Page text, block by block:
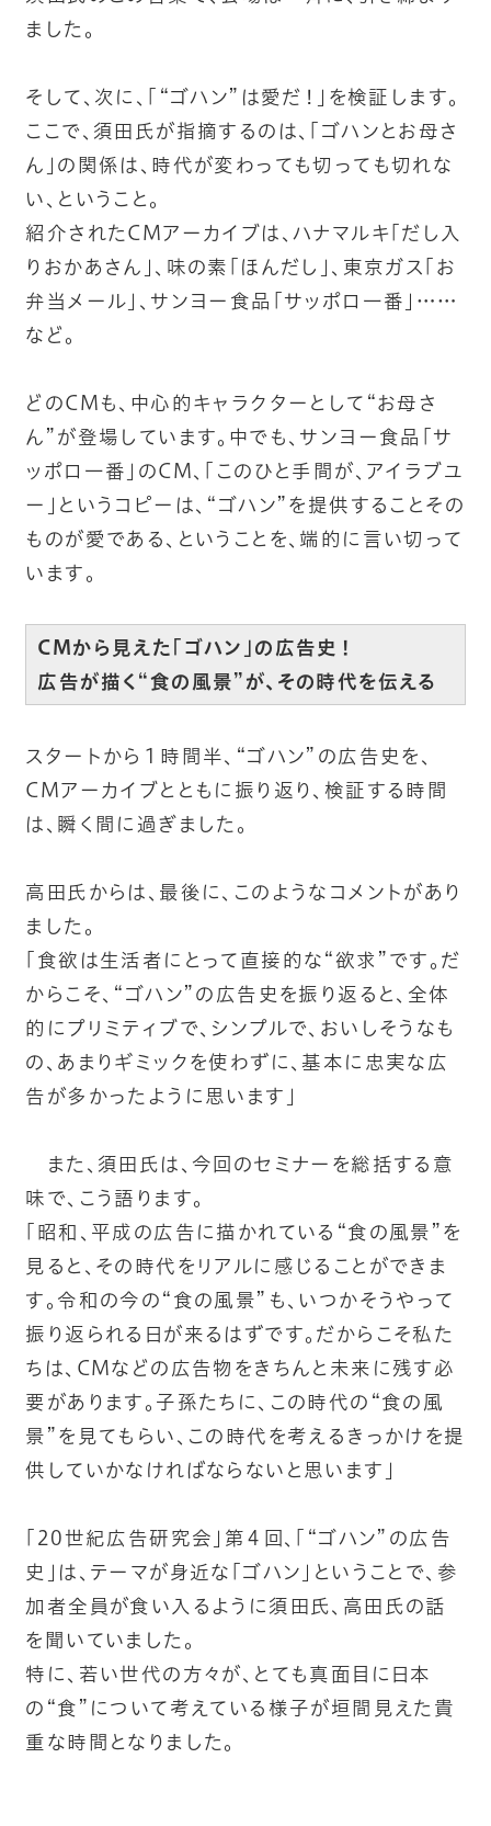
ました。
そして、次に、「“ゴハン”は愛だ！」を検証します。
ここで、須田氏が指摘するのは、「ゴハンとお母さ
ん」の関係は、時代が変わっても切っても切れな
い、ということ。
紹介されたCMアーカイブは、ハナマルキ「だし入
りおかあさん」、味の素「ほんだし」、東京ガス「お
弁当メール」、サンヨー食品「サッポロ一番」……
など。
どのCMも、中心的キャラクターとして“お母さ
ん”が登場しています。中でも、サンヨー食品「サ
ッポロ一番」のCM、「このひと手間が、アイラブユ
ー」というコピーは、“ゴハン”を提供することその
ものが愛である、ということを、端的に言い切って
います。
CMから見えた「ゴハン」の広告史！
広告が描く“食の風景”が、その時代を伝える
スタートから１時間半、“ゴハン”の広告史を、
CMアーカイブとともに振り返り、検証する時間
は、瞬く間に過ぎました。
高田氏からは、最後に、このようなコメントがあり
ました。
「食欲は生活者にとって直接的な“欲求”です。だ
からこそ、“ゴハン”の広告史を振り返ると、全体
的にプリミティブで、シンプルで、おいしそうなも
の、あまりギミックを使わずに、基本に忠実な広
告が多かったように思います」
また、須田氏は、今回のセミナーを総括する意
味で、こう語ります。
「昭和、平成の広告に描かれている“食の風景”を
見ると、その時代をリアルに感じることができま
す。令和の今の“食の風景”も、いつかそうやって
振り返られる日が来るはずです。だからこそ私た
ちは、CMなどの広告物をきちんと未来に残す必
要があります。子孫たちに、この時代の“食の風
景”を見てもらい、この時代を考えるきっかけを提
供していかなければならないと思います」
「20世紀広告研究会」第４回、「“ゴハン”の広告
史」は、テーマが身近な「ゴハン」ということで、参
加者全員が食い入るように須田氏、高田氏の話
を聞いていました。
特に、若い世代の方々が、とても真面目に日本
の“食”について考えている様子が垣間見えた貴
重な時間となりました。